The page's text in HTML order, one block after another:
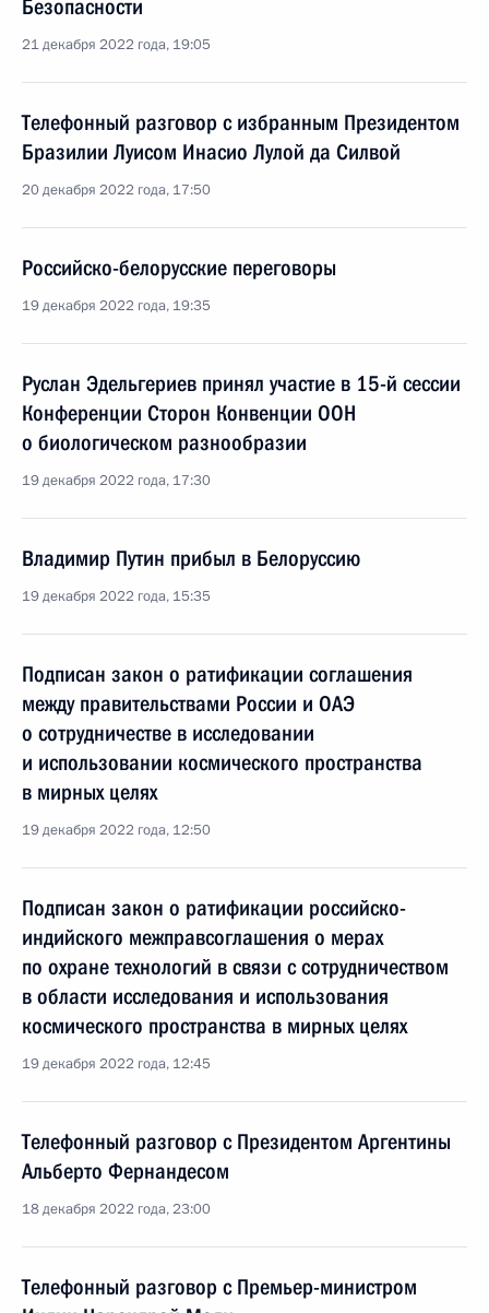
Безопасности
21 декабря 2022 года, 19:05
Телефонный разговор с избранным Президентом
Бразилии Луисом Инасио Лулой да Силвой
20 декабря 2022 года, 17:50
Российско-белорусские переговоры
19 декабря 2022 года, 19:35
Руслан Эдельгериев принял участие в 15-й сессии
Конференции Сторон Конвенции ООН
о биологическом разнообразии
19 декабря 2022 года, 17:30
Владимир Путин прибыл в Белоруссию
19 декабря 2022 года, 15:35
Подписан закон о ратификации соглашения
между правительствами России и ОАЭ
о сотрудничестве в исследовании
и использовании космического пространства
в мирных целях
19 декабря 2022 года, 12:50
Подписан закон о ратификации российско-
индийского межправсоглашения о мерах
по охране технологий в связи с сотрудничеством
в области исследования и использования
космического пространства в мирных целях
19 декабря 2022 года, 12:45
Телефонный разговор с Президентом Аргентины
Альберто Фернандесом
18 декабря 2022 года, 23:00
Телефонный разговор с Премьер-министром